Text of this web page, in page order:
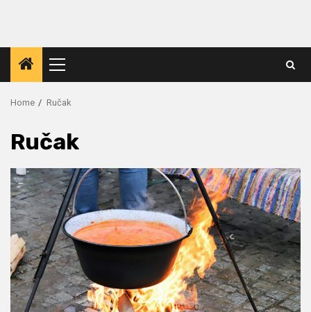
Primary
Menu
Home Ručak
Ručak